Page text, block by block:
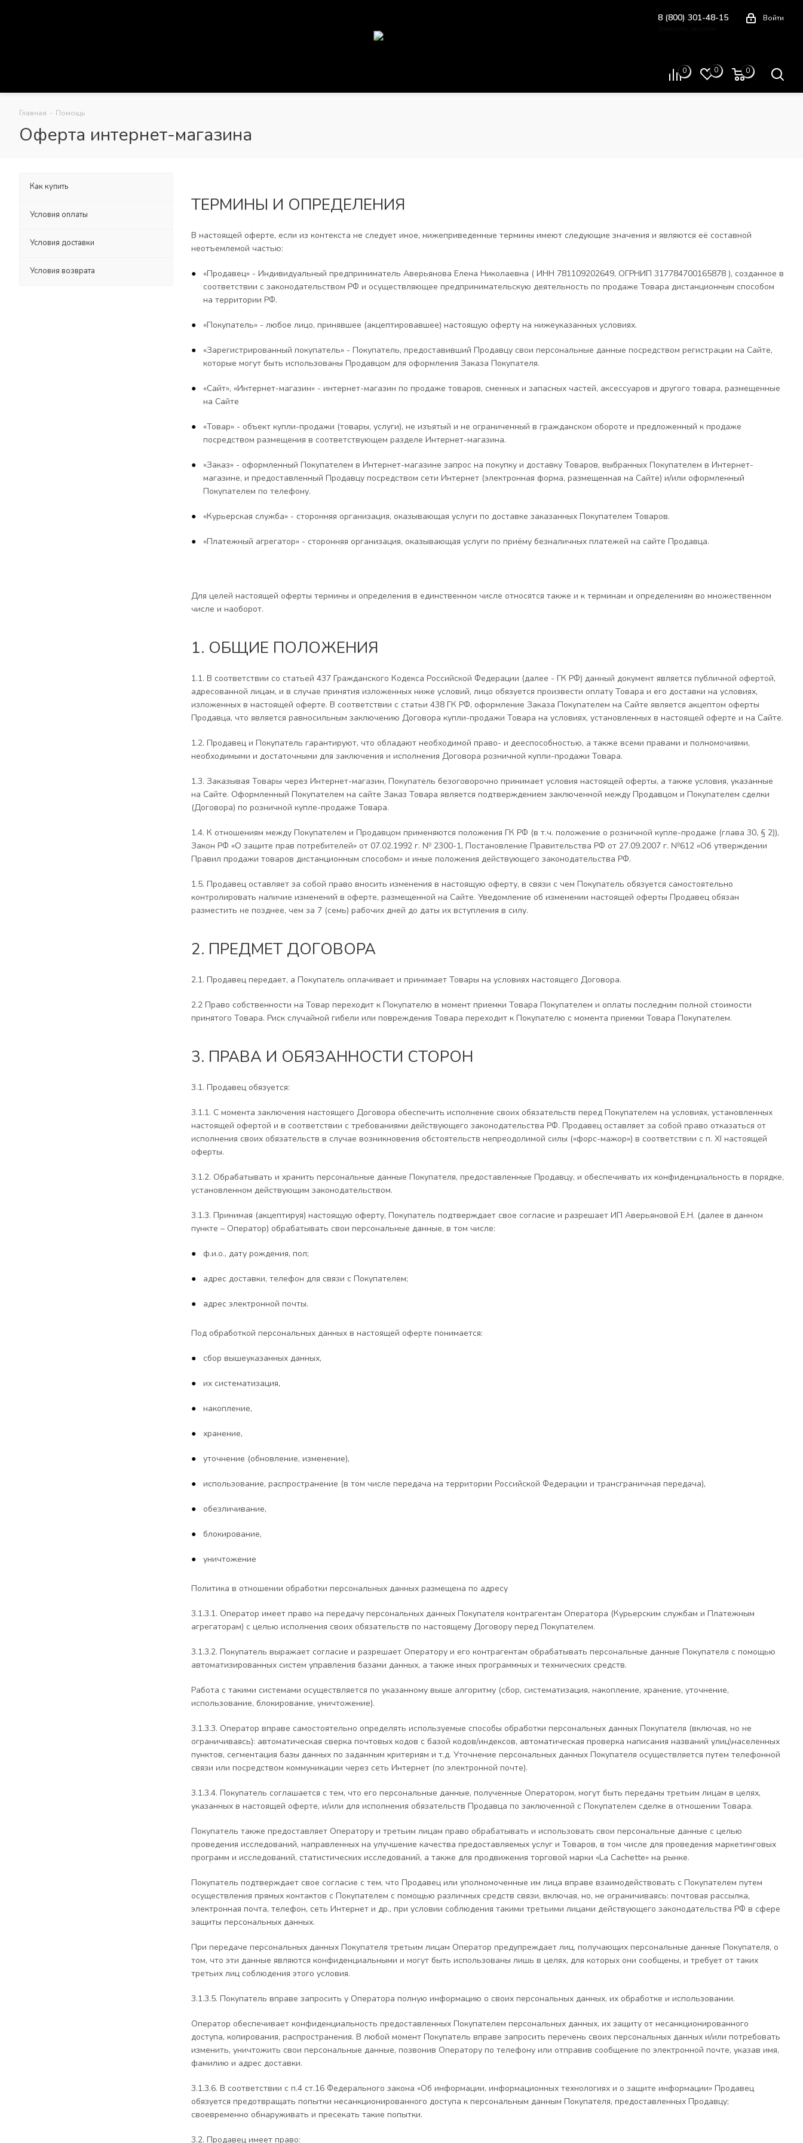
Войти
8 (800) 301-48-15
0 0 0
Главная - Помощь
Оферта интернет-магазина
ТЕРМИНЫ И ОПРЕДЕЛЕНИЯ
В настоящей оферте, если из контекста не следует иное, нижеприведенные термины имеют следующие значения и являются её составной
неотъемлемой частью:
«Продавец» - Индивидуальный предприниматель Аверьянова Елена Николаевна ( ИНН 781109202649, ОГРНИП 317784700165878 ), созданное в
соответствии с законодательством РФ и осуществляющее предпринимательскую деятельность по продаже Товара дистанционным способом
на территории РФ.
«Покупатель» - любое лицо, принявшее (акцептировавшее) настоящую оферту на нижеуказанных условиях.
«Зарегистрированный покупатель» - Покупатель, предоставивший Продавцу свои персональные данные посредством регистрации на Сайте,
которые могут быть использованы Продавцом для оформления Заказа Покупателя.
«Сайт», «Интернет-магазин» - интернет-магазин по продаже товаров, сменных и запасных частей, аксессуаров и другого товара, размещенные
на Сайте
«Товар» - объект купли-продажи (товары, услуги), не изъятый и не ограниченный в гражданском обороте и предложенный к продаже
посредством размещения в соответствующем разделе Интернет-магазина.
«Заказ» - оформленный Покупателем в Интернет-магазине запрос на покупку и доставку Товаров, выбранных Покупателем в Интернет-
магазине, и предоставленный Продавцу посредством сети Интернет (электронная форма, размещенная на Сайте) и/или оформленный
Покупателем по телефону.
«Курьерская служба» - сторонняя организация, оказывающая услуги по доставке заказанных Покупателем Товаров.
«Платежный агрегатор» - сторонняя организация, оказывающая услуги по приёму безналичных платежей на сайте Продавца.
Для целей настоящей оферты термины и определения в единственном числе относятся также и к терминам и определениям во множественном
числе и наоборот.
1. ОБЩИЕ ПОЛОЖЕНИЯ
1.1. В соответствии со статьей 437 Гражданского Кодекса Российской Федерации (далее - ГК РФ) данный документ является публичной офертой,
адресованной лицам, и в случае принятия изложенных ниже условий, лицо обязуется произвести оплату Товара и его доставки на условиях,
изложенных в настоящей оферте. В соответствии с статьи 438 ГК РФ, оформление Заказа Покупателем на Сайте является акцептом оферты
Продавца, что является равносильным заключению Договора купли-продажи Товара на условиях, установленных в настоящей оферте и на Сайте.
1.2. Продавец и Покупатель гарантируют, что обладают необходимой право- и дееспособностью, а также всеми правами и полномочиями,
необходимыми и достаточными для заключения и исполнения Договора розничной купли-продажи Товара.
1.3. Заказывая Товары через Интернет-магазин, Покупатель безоговорочно принимает условия настоящей оферты, а также условия, указанные
на Сайте. Оформленный Покупателем на сайте Заказ Товара является подтверждением заключенной между Продавцом и Покупателем сделки
(Договора) по розничной купле-продаже Товара.
1.4. К отношениям между Покупателем и Продавцом применяются положения ГК РФ (в т.ч. положение о розничной купле-продаже (глава 30, § 2)),
Закон РФ «О защите прав потребителей» от 07.02.1992 г. № 2300-1, Постановление Правительства РФ от 27.09.2007 г. №612 «Об утверждении
Правил продажи товаров дистанционным способом» и иные положения действующего законодательства РФ.
1.5. Продавец оставляет за собой право вносить изменения в настоящую оферту, в связи с чем Покупатель обязуется самостоятельно
контролировать наличие изменений в оферте, размещенной на Сайте. Уведомление об изменении настоящей оферты Продавец обязан
разместить не позднее, чем за 7 (семь) рабочих дней до даты их вступления в силу.
2. ПРЕДМЕТ ДОГОВОРА
2.1. Продавец передает, а Покупатель оплачивает и принимает Товары на условиях настоящего Договора.
2.2 Право собственности на Товар переходит к Покупателю в момент приемки Товара Покупателем и оплаты последним полной стоимости
принятого Товара. Риск случайной гибели или повреждения Товара переходит к Покупателю с момента приемки Товара Покупателем.
3. ПРАВА И ОБЯЗАННОСТИ СТОРОН
3.1. Продавец обязуется:
3.1.1. С момента заключения настоящего Договора обеспечить исполнение своих обязательств перед Покупателем на условиях, установленных
настоящей офертой и в соответствии с требованиями действующего законодательства РФ. Продавец оставляет за собой право отказаться от
исполнения своих обязательств в случае возникновения обстоятельств непреодолимой силы («форс-мажор») в соответствии с п. XI настоящей
оферты.
3.1.2. Обрабатывать и хранить персональные данные Покупателя, предоставленные Продавцу, и обеспечивать их конфиденциальность в порядке,
установленном действующим законодательством.
3.1.3. Принимая (акцептируя) настоящую оферту, Покупатель подтверждает свое согласие и разрешает ИП Аверьяновой Е.Н. (далее в данном
пункте – Оператор) обрабатывать свои персональные данные, в том числе:
ф.и.о., дату рождения, пол;
адрес доставки, телефон для связи с Покупателем;
адрес электронной почты.
Под обработкой персональных данных в настоящей оферте понимается:
сбор вышеуказанных данных,
их систематизация,
накопление,
хранение,
уточнение (обновление, изменение),
использование, распространение (в том числе передача на территории Российской Федерации и трансграничная передача),
обезличивание,
блокирование,
уничтожение
Политика в отношении обработки персональных данных размещена по адресу
3.1.3.1. Оператор имеет право на передачу персональных данных Покупателя контрагентам Оператора (Курьерским службам и Платежным
агрегаторам) с целью исполнения своих обязательств по настоящему Договору перед Покупателем.
3.1.3.2. Покупатель выражает согласие и разрешает Оператору и его контрагентам обрабатывать персональные данные Покупателя с помощью
автоматизированных систем управления базами данных, а также иных программных и технических средств.
Работа с такими системами осуществляется по указанному выше алгоритму (сбор, систематизация, накопление, хранение, уточнение,
использование, блокирование, уничтожение).
3.1.3.3. Оператор вправе самостоятельно определять используемые способы обработки персональных данных Покупателя (включая, но не
ограничиваясь): автоматическая сверка почтовых кодов с базой кодов/индексов, автоматическая проверка написания названий улиц\населенных
пунктов, сегментация базы данных по заданным критериям и т.д. Уточнение персональных данных Покупателя осуществляется путем телефонной
связи или посредством коммуникации через сеть Интернет (по электронной почте).
3.1.3.4. Покупатель соглашается с тем, что его персональные данные, полученные Оператором, могут быть переданы третьим лицам в целях,
указанных в настоящей оферте, и/или для исполнения обязательств Продавца по заключенной с Покупателем сделке в отношении Товара.
Покупатель также предоставляет Оператору и третьим лицам право обрабатывать и использовать свои персональные данные с целью
проведения исследований, направленных на улучшение качества предоставляемых услуг и Товаров, в том числе для проведения маркетинговых
программ и исследований, статистических исследований, а также для продвижения торговой марки «La Cachette» на рынке.
Покупатель подтверждает свое согласие с тем, что Продавец или уполномоченные им лица вправе взаимодействовать с Покупателем путем
осуществления прямых контактов с Покупателем с помощью различных средств связи, включая, но, не ограничиваясь: почтовая рассылка,
электронная почта, телефон, сеть Интернет и др., при условии соблюдения такими третьими лицами действующего законодательства РФ в сфере
защиты персональных данных.
При передаче персональных данных Покупателя третьим лицам Оператор предупреждает лиц, получающих персональные данные Покупателя, о
том, что эти данные являются конфиденциальными и могут быть использованы лишь в целях, для которых они сообщены, и требует от таких
третьих лиц соблюдения этого условия.
3.1.3.5. Покупатель вправе запросить у Оператора полную информацию о своих персональных данных, их обработке и использовании.
Оператор обеспечивает конфиденциальность предоставленных Покупателем персональных данных, их защиту от несанкционированного
доступа, копирования, распространения. В любой момент Покупатель вправе запросить перечень своих персональных данных и/или потребовать
изменить, уничтожить свои персональные данные, позвонив Оператору по телефону или отправив сообщение по электронной почте, указав имя,
фамилию и адрес доставки.
3.1.3.6. В соответствии с п.4 ст.16 Федерального закона «Об информации, информационных технологиях и о защите информации» Продавец
обязуется предотвращать попытки несанкционированного доступа к персональным данным Покупателя, предоставленных Продавцу;
своевременно обнаруживать и пресекать такие попытки.
3.2. Продавец имеет право:
Как купить
Условия оплаты
Условия доставки
Условия возврата